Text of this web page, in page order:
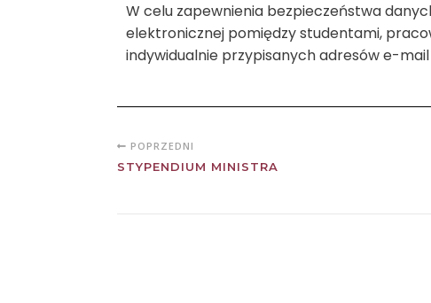
W celu zapewnienia bezpieczeństwa
elektronicznej pomiędzy studentami,
indywidualnie przypisanych adresów e-
POPRZEDNI
STYPENDIUM MINISTRA